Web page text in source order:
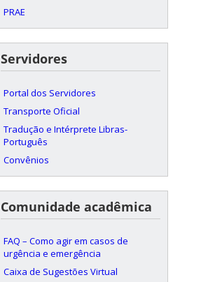
PRAE
Servidores
Portal dos Servidores
Transporte Oficial
Tradução e Intérprete Libras-
Português
Convênios
Comunidade acadêmica
FAQ – Como agir em casos de
urgência e emergência
Caixa de Sugestões Virtual